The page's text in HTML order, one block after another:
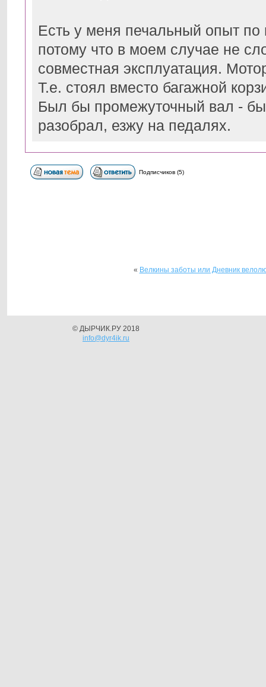
Есть у меня печальный опыт по
потому что в моем случае не
совместная эксплуатация.
Т.е. стоял вместо багажной
Был бы промежуточный вал -
разобрал, езжу на педалях.
Подписчиков (5)
« Велкины заботы или Дневник
© ДЫРЧИК.РУ 2018
info@dyr4ik.ru